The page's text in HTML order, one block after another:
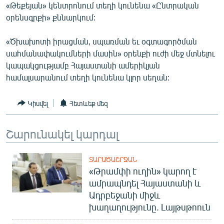
Հայերեն
Русский
ՀԵՏԵՎԵՔ ՄԵԶ
«Ազատության» բոլոր կայքերը
«Թեքեյան» կենտրոնում տեղի կունենա «Ընտրական
օրենսգրքի» քննարկում:
«Ծխախոտի իրացման, սպառման եւ օգտագործման
սահմանափակումների մասին» օրենքի ուժի մեջ մտնելու
կապակցությամբ Հայաստանի ամերիկյան
համալսարանում տեղի կունենա կլոր սեղան:
Կիսվել Հետևեք մեզ
Շարունակել կարդալ
ՏԱՐԱԾԱՇՐՋԱՆ
«Թրամփի ուղին» կարող է
ամրապնդել Հայաստանի և
Ադրբեջանի միջև
խաղաղությունը. Լայթսթոուն